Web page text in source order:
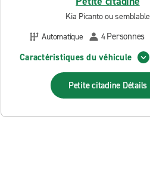
Kia Picanto ou semblable
Automatique
4Personnes
Caractéristiques du véhicule
Petite citadine Détails